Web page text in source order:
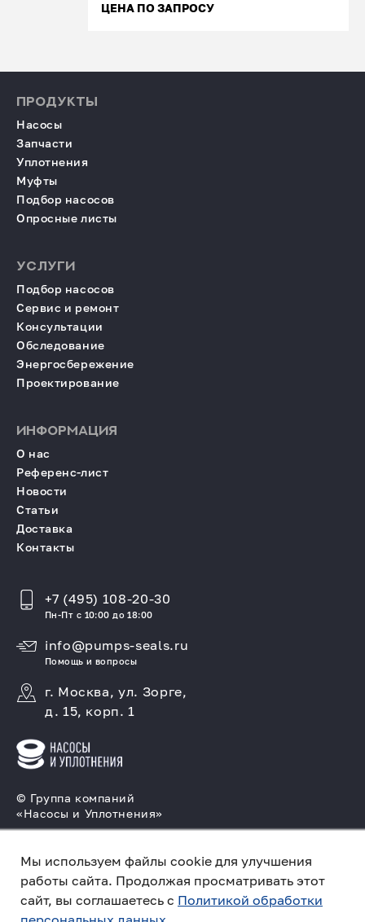
Мы используем файлы cookie для улучшения
работы сайта. Продолжая просматривать этот
сайт, вы соглашаетесь с Политикой обработки
ЦЕНА ПО ЗАПРОСУ
© Группа компаний
«Насосы и Уплотнения»
торцовых уплотнений
Политика конфиденциальности
ПРОДУКТЫ
Насосы
Запчасти
Уплотнения
Муфты
Подбор насосов
Опросные листы
УСЛУГИ
Подбор насосов
Сервис и ремонт
Консультации
Обследование
Энергосбережение
Проектирование
ИНФОРМАЦИЯ
О нас
Референс-лист
Новости
Статьи
Доставка
Контакты
+7 (495) 108-20-30
Пн-Пт с 10:00 до 18:00
info@pumps-seals.ru
Помощь и вопросы
г. Москва, ул. Зорге,
д. 15, корп. 1